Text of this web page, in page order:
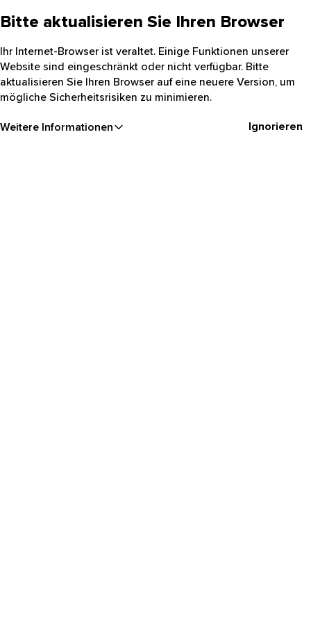
Bitte aktualisieren Sie Ihren Browser
Ihr Internet-Browser ist veraltet. Einige Funktionen unserer
Website sind eingeschränkt oder nicht verfügbar. Bitte
aktualisieren Sie Ihren Browser auf eine neuere Version, um
mögliche Sicherheitsrisiken zu minimieren.
Weitere Informationen Ignorieren